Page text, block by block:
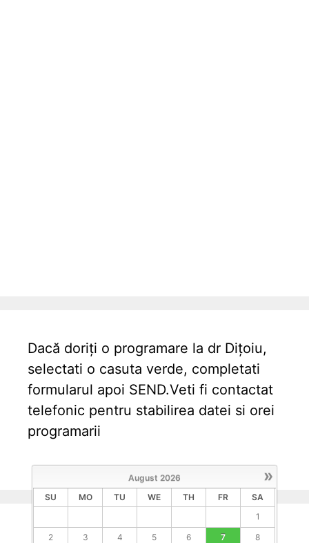
Dacă doriți o programare la dr Dițoiu,
selectati o casuta verde, completati
formularul apoi SEND.Veti fi contactat
telefonic pentru stabilirea datei si orei
programarii
»
August 2026
SU
MO TU WE TH FR
SA
1
2
3 4 5 6 7
8